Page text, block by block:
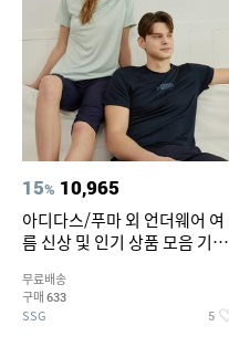
15% 10,965
아디다스/푸마 외 언더웨어 여
름 신상 및 인기 상품 모음 기획
무료배송
구매 633
SSG 5